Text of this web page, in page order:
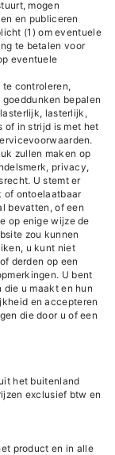
mogen
en publiceren
(1) om eventuele
te betalen voor
eventuele
te controleren,
bepalen
lasterlijk,
of in strijd is met het
zullen maken op
privacy,
U stemt er
of ontoelaatbaar
bevatten, of een
op enige wijze de
zou kunnen
u kunt niet
derden op een
U bent
u maakt en hun
en accepteren
die door u of een
het buitenland
exclusief btw en
product en in alle